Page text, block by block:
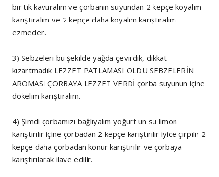
bir tık kavuralım ve çorbanın suyundan 2 kepçe koyalım
karıştıralım ve 2 kepçe daha koyalım karıştıralım
ezmeden.
3) Sebzeleri bu şekilde yağda çevirdik, dikkat
kızartmadık LEZZET PATLAMASI OLDU SEBZELERİN
AROMASI ÇORBAYA LEZZET VERDİ çorba suyunun içine
dökelim karıştıralım.
4) Şimdi çorbamızı bağlıyalım yoğurt un su limon
karıştırılır içine çorbadan 2 kepçe karıştırılır iyice çırpılır 2
kepçe daha çorbadan konur karıştırılır ve çorbaya
karıştırılarak ilave edilir.